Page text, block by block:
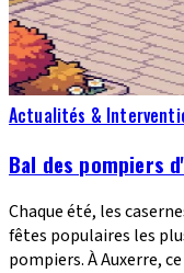
Actualités &
Bal des pompiers
Chaque été, les
fêtes populaires les
pompiers. À Auxerre,